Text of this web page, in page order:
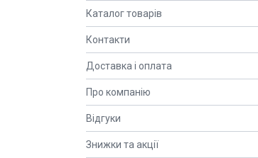
Каталог товарів
Контакти
Доставка і оплата
Про компанію
Відгуки
Знижки та акції